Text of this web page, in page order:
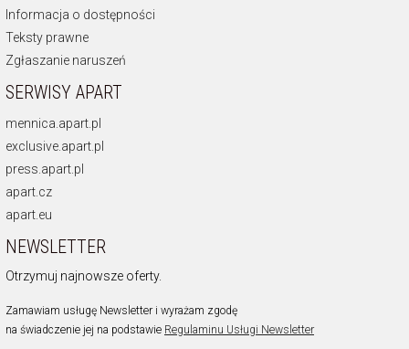
Informacja o dostępności
Teksty prawne
Zgłaszanie naruszeń
SERWISY APART
mennica.apart.pl
exclusive.apart.pl
press.apart.pl
apart.cz
apart.eu
NEWSLETTER
Otrzymuj najnowsze oferty.
Zamawiam usługę Newsletter i wyrażam zgodę
na świadczenie jej na podstawie Regulaminu Usługi Newsletter